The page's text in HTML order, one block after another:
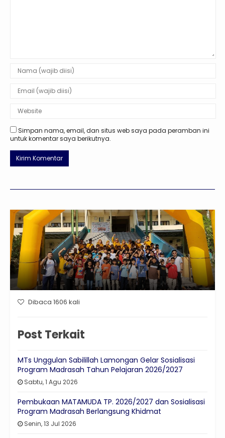
Simpan nama, email, dan situs web saya pada peramban ini
untuk komentar saya berikutnya.
Dibaca 1606 kali
Post Terkait
MTs Unggulan Sabilillah Lamongan Gelar Sosialisasi
Program Madrasah Tahun Pelajaran 2026/2027
Sabtu, 1 Agu 2026
Pembukaan MATAMUDA TP. 2026/2027 dan Sosialisasi
Program Madrasah Berlangsung Khidmat
Senin, 13 Jul 2026